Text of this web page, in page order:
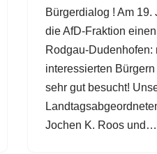
Bürgerdialog ! Am
die AfD-Fraktion
Rodgau-Dudenhofen:
interessierten
sehr gut besucht!
Jochen K. Roos und…